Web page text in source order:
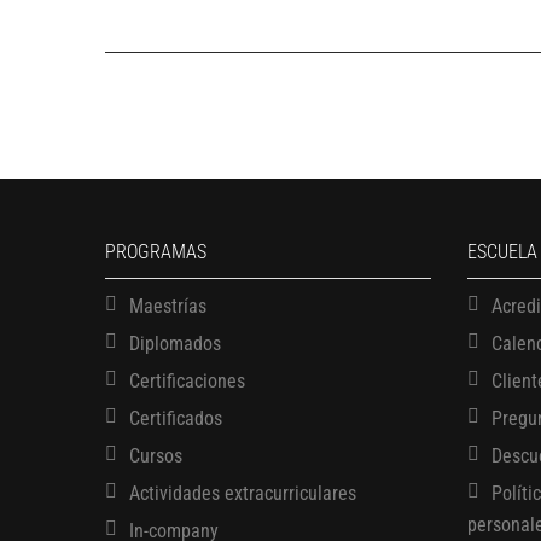
PROGRAMAS
Maestrías
Diplomados
Certificaciones
Certificados
Cursos
Actividades extracurriculares
In-company